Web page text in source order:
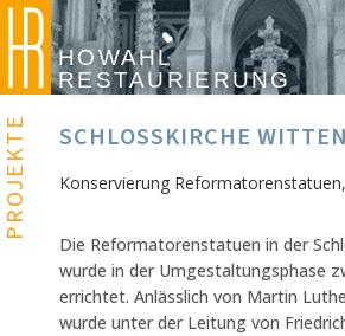
Direkt zum Inhalt
HOWAHL
RESTAURIERUNG
SCHLOSSKIRCHE
Konservierung
Die Reformatorenstatuen in der
wurde in der Umgestaltungsphase
errichtet. Anlässlich von Martin
wurde unter der Leitung von